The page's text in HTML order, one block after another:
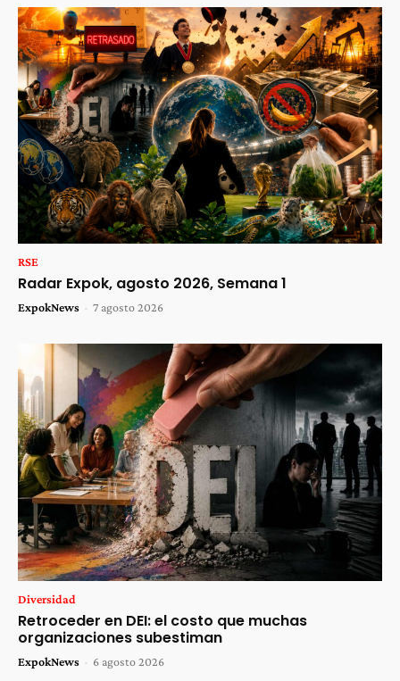
RSE
Radar Expok, agosto 2026, Semana 1
ExpokNews - 7 agosto 2026
Diversidad
Retroceder en DEI: el costo que muchas
organizaciones subestiman
ExpokNews - 6 agosto 2026